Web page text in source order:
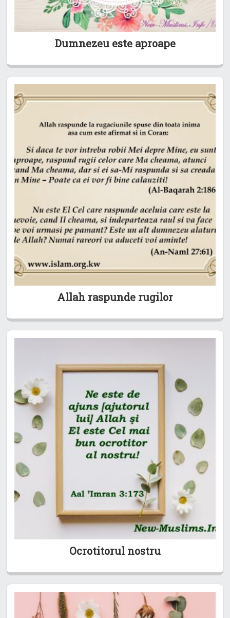
Dumnezeu este aproape
Allah raspunde rugilor
Ocrotitorul nostru